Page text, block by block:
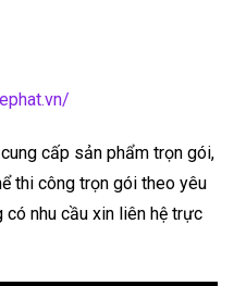
cấp sản phẩm trọn gói,
thi công trọn gói theo yêu
có nhu cầu xin liên hệ trực